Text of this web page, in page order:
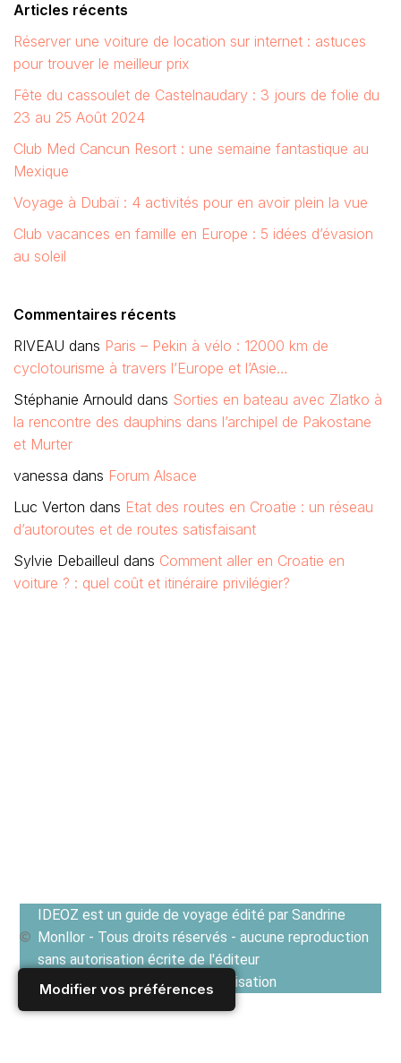
Modifier vos préférences
Articles récents
Réserver une voiture de location sur internet : astuces
pour trouver le meilleur prix
Fête du cassoulet de Castelnaudary : 3 jours de folie du
23 au 25 Août 2024
Club Med Cancun Resort : une semaine fantastique au
Mexique
Voyage à Dubaï : 4 activités pour en avoir plein la vue
Club vacances en famille en Europe : 5 idées d’évasion
au soleil
Commentaires récents
RIVEAU dans Paris – Pekin à vélo : 12000 km de
cyclotourisme à travers l’Europe et l’Asie…
Stéphanie Arnould dans Sorties en bateau avec Zlatko à
la rencontre des dauphins dans l’archipel de Pakostane
et Murter
vanessa dans Forum Alsace
Luc Verton dans Etat des routes en Croatie : un réseau
d’autoroutes et de routes satisfaisant
Sylvie Debailleul dans Comment aller en Croatie en
voiture ? : quel coût et itinéraire privilégier?
IDEOZ est un guide de voyage édité par Sandrine
Monllor - Tous droits réservés - aucune reproduction
sans autorisation écrite de l'éditeur
Voir les Conditions générales d'utilisation